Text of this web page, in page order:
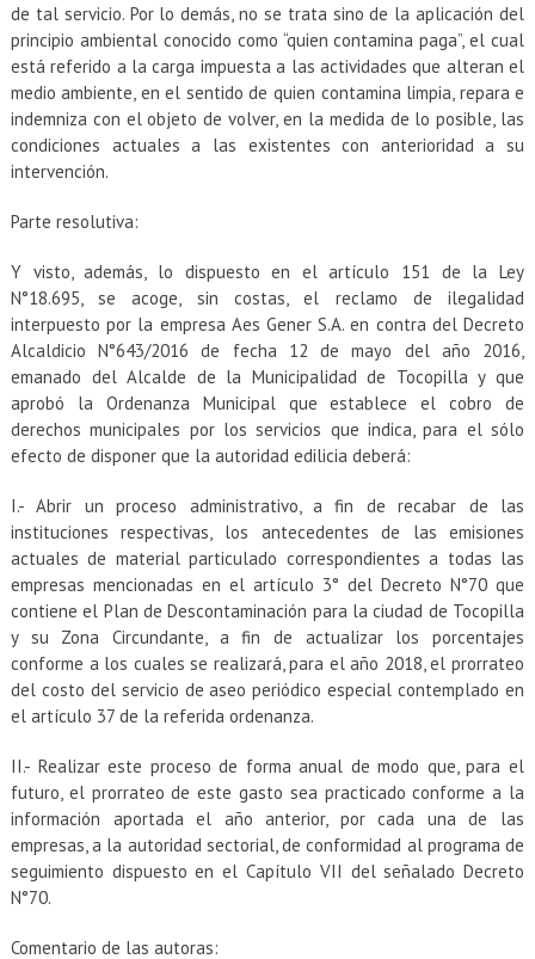
de tal servicio. Por lo demás, no se trata sino de la aplicación del
principio ambiental conocido como “quien contamina paga”, el cual
está referido a la carga impuesta a las actividades que alteran el
medio ambiente, en el sentido de quien contamina limpia, repara e
indemniza con el objeto de volver, en la medida de lo posible, las
condiciones actuales a las existentes con anterioridad a su
intervención.
Parte resolutiva:
Y visto, además, lo dispuesto en el artículo 151 de la Ley
N°18.695, se acoge, sin costas, el reclamo de ilegalidad
interpuesto por la empresa Aes Gener S.A. en contra del Decreto
Alcaldicio N°643/2016 de fecha 12 de mayo del año 2016,
emanado del Alcalde de la Municipalidad de Tocopilla y que
aprobó la Ordenanza Municipal que establece el cobro de
derechos municipales por los servicios que indica, para el sólo
efecto de disponer que la autoridad edilicia deberá:
I.- Abrir un proceso administrativo, a fin de recabar de las
instituciones respectivas, los antecedentes de las emisiones
actuales de material particulado correspondientes a todas las
empresas mencionadas en el artículo 3° del Decreto N°70 que
contiene el Plan de Descontaminación para la ciudad de Tocopilla
y su Zona Circundante, a fin de actualizar los porcentajes
conforme a los cuales se realizará, para el año 2018, el prorrateo
del costo del servicio de aseo periódico especial contemplado en
el artículo 37 de la referida ordenanza.
II.- Realizar este proceso de forma anual de modo que, para el
futuro, el prorrateo de este gasto sea practicado conforme a la
información aportada el año anterior, por cada una de las
empresas, a la autoridad sectorial, de conformidad al programa de
seguimiento dispuesto en el Capítulo VII del señalado Decreto
N°70.
Comentario de las autoras: